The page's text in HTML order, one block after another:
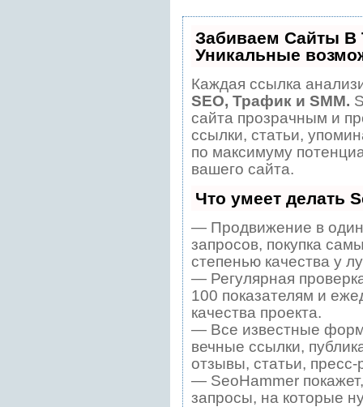
Забиваем Сайты
Уникальные
Каждая ссылка
SEO, Трафик и SMM.
сайта прозрачным и
ссылки, статьи,
по максимуму
вашего сайта.
Что умеет делать
— Продвижение в один
запросов, покупка
степенью качества у
— Регулярная
100 показателям и
качества проекта.
— Все известные
вечные ссылки,
отзывы, статьи,
— SeoHammer
запросы, на которые